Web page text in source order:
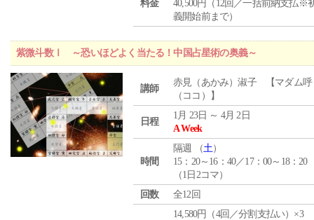
料金
40,500円（12回／一括前納支払※
義開始前まで）
紫微斗数Ⅰ ～恐いほどよく当たる！中国占星術の奥義～
講師
赤見（あかみ）淑子 【マダム呼
（ココ）】
日程
1月 23日 ～ 4月 2日
A Week
時間
隔週 （土）
15：20～16：40／17：00～18：20
（1日2コマ）
回数
全12回
14,580円（4回／分割支払い）×3